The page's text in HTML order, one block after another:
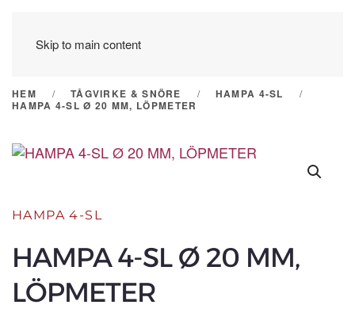
Skip to main content
HEM TÅGVIRKE & SNÖRE
HAMPA 4-SL
HAMPA 4-SL Ø 20 MM, LÖPMETER
HAMPA 4-SL
HAMPA 4-SL Ø 20 MM,
LÖPMETER